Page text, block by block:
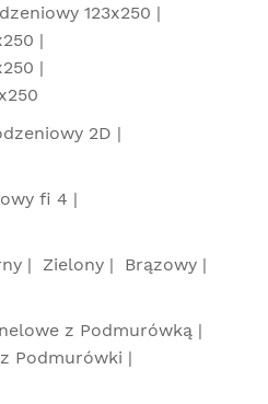
123x250
2D
fi 4
Zielony
Brązowy
z Podmurówką
Podmurówki